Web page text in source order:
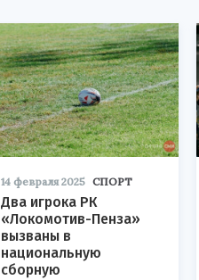
14 февраля 2025 СПОРТ
Два игрока РК
«Локомотив-Пенза»
вызваны в
национальную
сборную